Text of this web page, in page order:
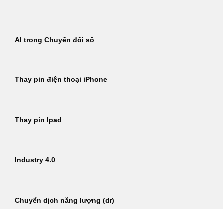
dungAI trong Chuyển đổi số
Thay pin điện thoại iPhone
Thay pin Ipad
Industry 4.0
Chuyển dịch năng lượng (dr)